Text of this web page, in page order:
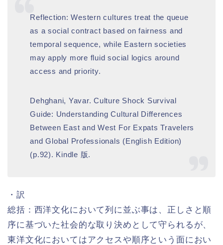
Reflection: Western cultures treat the queue
as a social contract based on fairness and
temporal sequence, while Eastern societies
may apply more fluid social logics around
access and priority.
Dehghani, Yavar. Culture Shock Survival
Guide: Understanding Cultural Differences
Between East and West For Expats Travelers
and Global Professionals (English Edition)
(p.92). Kindle 版.
・訳
総括：西洋文化において列に並ぶ事は、正しさと順
序に基づいた社会的な取り決めとして守られるが、
東洋文化においてはアクセスや順序という面におい